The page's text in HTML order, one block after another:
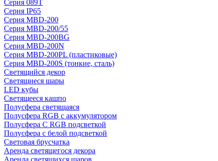
Серия 089T
Серия IP65
Серия MBD-200
Серия MBD-200/55
Серия MBD-200BG
Серия MBD-200N
Серия MBD-200PL (пластиковые)
Серия MBD-200S (тонкие, сталь)
Светящийся декор
Светящиеся шары
LED кубы
Светящееся кашпо
Полусфера светящаяся
Полусфера RGB с аккумулятором
Полусфера С RGB подсветкой
Полусфера с белой подсветкой
Световая брусчатка
Аренда светящегося декора
Аренда светящихся шаров